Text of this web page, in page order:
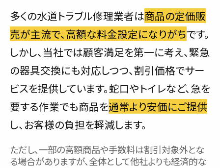
多くの水道トラブル修理業者は商品の定価販
売が主流で、高額な料金設定になりがちです。
しかし、当社では顧客満足を第一に考え、緊急
の器具交換にも対応しつつ、割引価格でサー
ビスを提供しています。蛇口やトイレなど、急を
要する作業でも商品を通常より安価にご提供
し、お客様の負担を軽減します。
ただし、一部の高額商品や手数料は割引対象外とな
る場合がありますが、全体として他社よりも経済的な